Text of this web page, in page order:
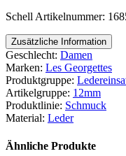
Schell Artikelnummer:
Zusätzliche Information
Geschlecht: Damen
Marken: Les Georgettes
Produktgruppe:
Artikelgruppe: 12mm
Produktlinie: Schmuck
Material: Leder
Ähnliche Produkte